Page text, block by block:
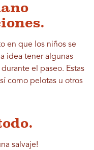
en que los niños se
idea tener algunas
el paseo. Estas
como pelotas u otros
salvaje!